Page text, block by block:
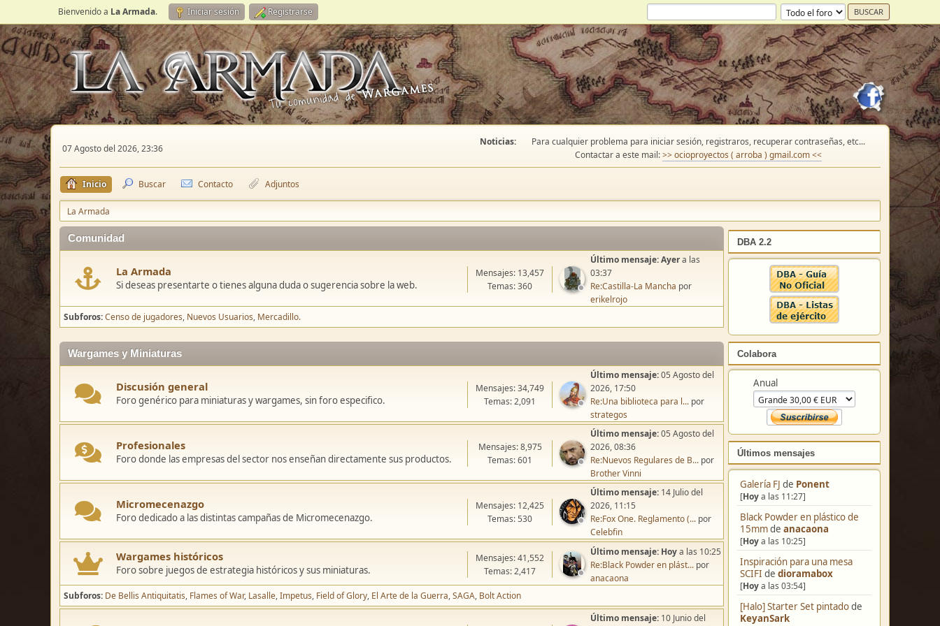
Bienvenido a La Armada. Iniciar sesión Registrarse
07 Agosto del 2026, 23:36
Noticias:
Para cualquier problema para iniciar sesión, registraros, recuperar contraseñas, etc...
Contactar a este mail:>> ocioproyectos ( arroba ) gmail.com <<
Inicio Buscar Contacto Adjuntos
La Armada
DBA 2.2
Colabora
Anual
Últimos mensajes
Galería FJ de Ponent
[Hoya las 11:27]
Black Powder en plástico de
15mmde anacaona
[Hoya las 10:25]
Inspiración para una mesa
SCIFI de dioramabox
[Hoya las 03:54]
[Halo] Starter Set pintadode
KeyanSark
Comunidad
La Armada
Si deseas presentarte o tienes alguna duda o sugerencia sobre la web.
Mensajes: 13,457
Temas: 360
Último mensaje:Ayera las
03:37
Re:Castilla-La Mancha por
erikelrojo
Subforos Censo de jugadores Nuevos Usuarios Mercadillo.
Wargames y Miniaturas
Discusión general
Foro genérico para miniaturas y wargames, sin foro especifico.
Mensajes: 34,749
Temas: 2,091
Último mensaje:05 Agosto del
2026, 17:50
Re:Una biblioteca para l... por
strategos
Profesionales
Foro donde las empresas del sector nos enseñan directamente sus productos.
Mensajes: 8,975
Temas: 601
Último mensaje:05 Agosto del
2026, 08:36
Re:Nuevos Regulares de B... por
Brother Vinni
Micromecenazgo
Foro dedicado a las distintas campañas de Micromecenazgo.
Mensajes: 12,425
Temas: 530
Último mensaje: 14 Julio del
2026, 11:15
Re:Fox One. Reglamento (... por
Celebfin
Wargames históricos
Foro sobre juegos de estrategia históricos y sus miniaturas.
Mensajes: 41,552
Temas: 2,417
Último mensaje: Hoya las 10:25
Re:Black Powder en plást... por
anacaona
Subforos De Bellis Antiquitatis Flames of War Lasalle Impetus Field of Glory El Arte de la Guerra SAGA Bolt Action
Último mensaje: 10 Junio del